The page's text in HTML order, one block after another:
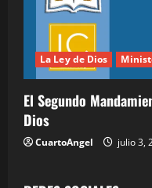
La Ley de Dios
El Segundo
Dios
CuartoAngel julio 3,